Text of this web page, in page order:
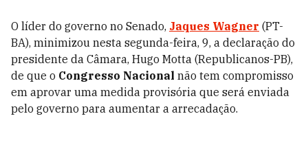
O líder do governo no Senado, Jaques Wagner (PT-
BA), minimizou nesta segunda-feira, 9, a declaração do
presidente da Câmara, Hugo Motta (Republicanos-PB),
de que o Congresso Nacional não tem compromisso
em aprovar uma medida provisória que será enviada
pelo governo para aumentar a arrecadação.